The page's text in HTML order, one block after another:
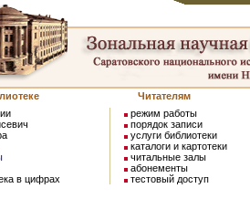
Читателям
в цифрах
режим работы
порядок записи
услуги библиотеки
каталоги и картотеки
читальные залы
абонементы
тестовый доступ